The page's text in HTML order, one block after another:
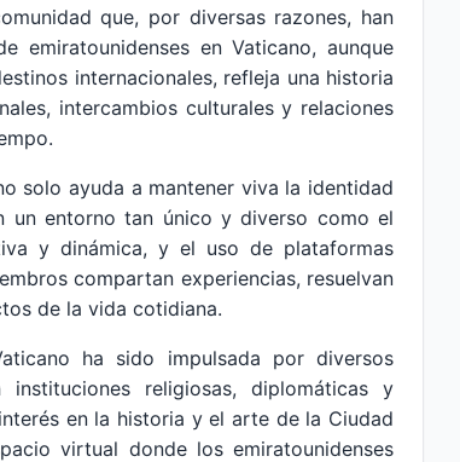
que, por diversas razones, han
emiratounidenses en Vaticano, aunque
internacionales, refleja una historia
intercambios culturales y relaciones
solo ayuda a mantener viva la identidad
un entorno tan único y diverso como el
y dinámica, y el uso de plataformas
compartan experiencias, resuelvan
de la vida cotidiana.
ha sido impulsada por diversos
religiosas, diplomáticas y
en la historia y el arte de la Ciudad
virtual donde los emiratounidenses